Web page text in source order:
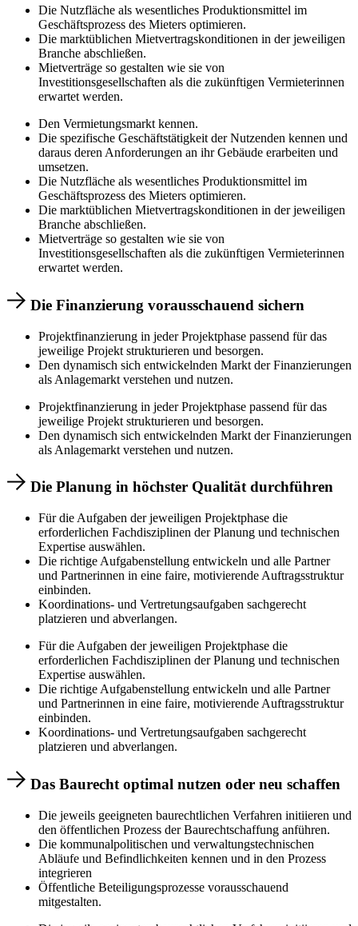
Die Nutzfläche als wesentliches Produktionsmittel im
Geschäftsprozess des Mieters optimieren.
Die marktüblichen Mietvertragskonditionen in der jeweiligen
Branche abschließen.
Mietverträge so gestalten wie sie von
Investitionsgesellschaften als die zukünftigen Vermieterinnen
erwartet werden.
Den Vermietungsmarkt kennen.
Die spezifische Geschäftstätigkeit der Nutzenden kennen und
daraus deren Anforderungen an ihr Gebäude erarbeiten und
umsetzen.
Die Nutzfläche als wesentliches Produktionsmittel im
Geschäftsprozess des Mieters optimieren.
Die marktüblichen Mietvertragskonditionen in der jeweiligen
Branche abschließen.
Mietverträge so gestalten wie sie von
Investitionsgesellschaften als die zukünftigen Vermieterinnen
erwartet werden.
Die Finanzierung vorausschauend sichern
Projektfinanzierung in jeder Projektphase passend für das
jeweilige Projekt strukturieren und besorgen.
Den dynamisch sich entwickelnden Markt der Finanzierungen
als Anlagemarkt verstehen und nutzen.
Projektfinanzierung in jeder Projektphase passend für das
jeweilige Projekt strukturieren und besorgen.
Den dynamisch sich entwickelnden Markt der Finanzierungen
als Anlagemarkt verstehen und nutzen.
Die Planung in höchster Qualität durchführen
Für die Aufgaben der jeweiligen Projektphase die
erforderlichen Fachdisziplinen der Planung und technischen
Expertise auswählen.
Die richtige Aufgabenstellung entwickeln und alle Partner
und Partnerinnen in eine faire, motivierende Auftragsstruktur
einbinden.
Koordinations- und Vertretungsaufgaben sachgerecht
platzieren und abverlangen.
Für die Aufgaben der jeweiligen Projektphase die
erforderlichen Fachdisziplinen der Planung und technischen
Expertise auswählen.
Die richtige Aufgabenstellung entwickeln und alle Partner
und Partnerinnen in eine faire, motivierende Auftragsstruktur
einbinden.
Koordinations- und Vertretungsaufgaben sachgerecht
platzieren und abverlangen.
Das Baurecht optimal nutzen oder neu schaffen
Die jeweils geeigneten baurechtlichen Verfahren initiieren und
den öffentlichen Prozess der Baurechtschaffung anführen.
Die kommunalpolitischen und verwaltungstechnischen
Abläufe und Befindlichkeiten kennen und in den Prozess
integrieren
Öffentliche Beteiligungsprozesse vorausschauend
mitgestalten.